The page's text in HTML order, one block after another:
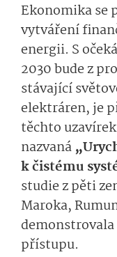
Ekonomika se
vytváření
energii. S
2030 bude z
stávající
elektráren, je
těchto
nazvaná
k čistému
studie z pěti
Maroka,
přístupu.